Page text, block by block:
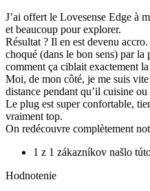
J’ai offert le Lovesense Edge à
et beaucoup pour explorer.
Résultat ? Il en est devenu
choqué (dans le bon sens) par la
comment ça ciblait exactement la
Moi, de mon côté, je me suis
distance pendant qu’il cuisine
Le plug est super confortable,
vraiment top.
On redécouvre complètement
1 z 1 zákazníkov našlo
Hodnotenie